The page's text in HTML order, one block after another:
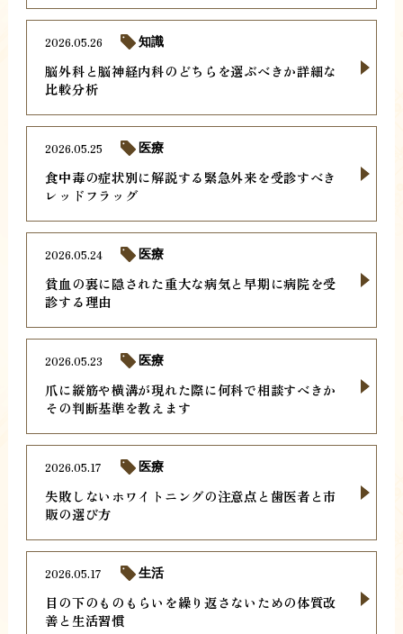
脳外科と脳神経内科のどちらを選ぶべきか詳細な
比較分析
2026.05.26 知識
食中毒の症状別に解説する緊急外来を受診すべき
レッドフラッグ
2026.05.25 医療
貧血の裏に隠された重大な病気と早期に病院を受
診する理由
2026.05.24 医療
爪に縦筋や横溝が現れた際に何科で相談すべきか
その判断基準を教えます
2026.05.23 医療
失敗しないホワイトニングの注意点と歯医者と市
販の選び方
2026.05.17 医療
目の下のものもらいを繰り返さないための体質改
善と生活習慣
2026.05.17 生活